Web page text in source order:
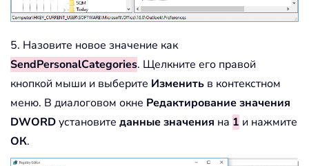
5. Назовите новое значение как
SendPersonalCategories. Щелкните его правой
кнопкой мыши и выберите Изменить в контекстном
меню. В диалоговом окне Редактирование значения
DWORDустановите данные значения на 1 и нажмите
ОК.